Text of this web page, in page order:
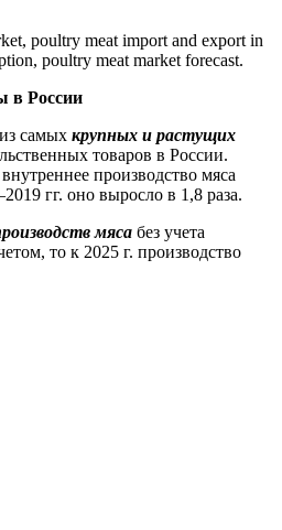
poultry meat import and export in
poultry meat market forecast.
в России
самых крупных и растущих
товаров в России.
производство мяса
гг. оно выросло в 1,8 раза.
мяса без учета
то к 2025 г. производство